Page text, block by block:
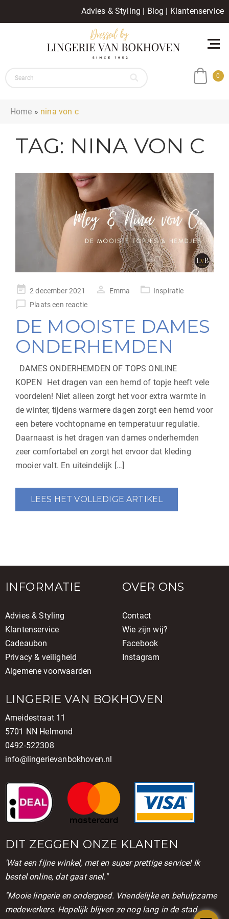
Advies & Styling | Blog | Klantenservice
0
Home » nina von c
TAG: NINA VON C
geplaatst
op
2 december 2021 Emma
Inspiratie
Plaats een reactie
DE MOOISTE DAMES
ONDERHEMDEN
DAMES ONDERHEMDEN OF TOPS ONLINE
KOPEN Het dragen van een hemd of topje heeft vele
voordelen! Niet alleen zorgt het voor extra warmte in
de winter, tijdens warmere dagen zorgt een hemd voor
een betere vochtopname en temperatuur regulatie.
Daarnaast is het dragen van dames onderhemden
zeer comfortabel en zorgt het ervoor dat kleding
mooier valt. En uiteindelijk […]
LEES HET VOLLEDIGE ARTIKEL
INFORMATIE
Advies & Styling
Klantenservice
Cadeaubon
Privacy & veiligheid
Algemene voorwaarden
OVER ONS
Contact
Wie zijn wij?
Facebook
Instagram
LINGERIE VAN BOKHOVEN
Ameidestraat 11
5701 NN Helmond
0492-522308
info@lingerievanbokhoven.nl
DIT ZEGGEN ONZE KLANTEN
'Wat een fijne winkel, met en super prettige service! Ik
bestel online, dat gaat snel."
''Mooie lingerie en ondergoed. Vriendelijke en behulpzame
medewerkers. Hopelijk blijven ze nog lang in de stad